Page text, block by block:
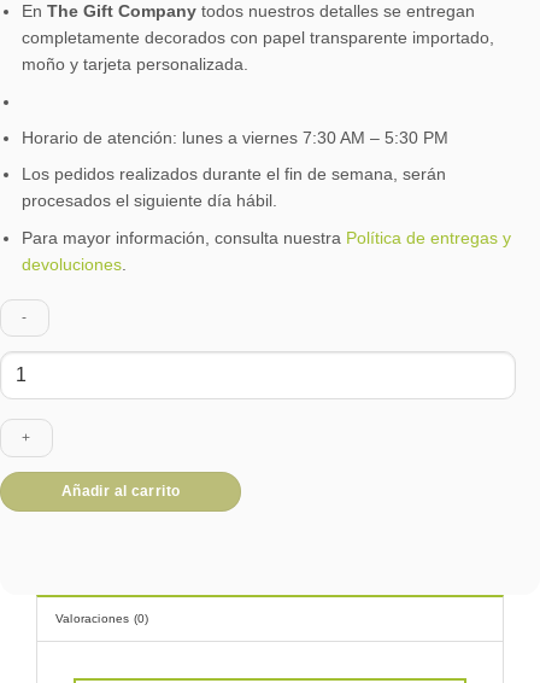
En The Gift Company todos nuestros detalles se entregan
completamente decorados con papel transparente importado,
moño y tarjeta personalizada.
Horario de atención: lunes a viernes 7:30 AM – 5:30 PM
Los pedidos realizados durante el fin de semana, serán
procesados el siguiente día hábil.
Para mayor información, consulta nuestra Política de entregas y
devoluciones
Ancheta
Christmas
Personal
cantidad
Añadir al carrito
Valoraciones (0)